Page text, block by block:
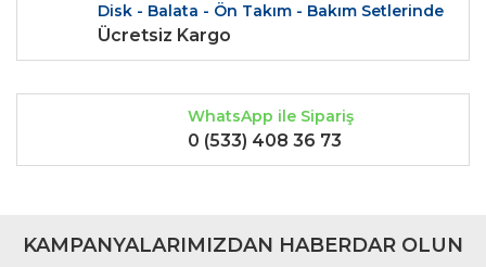
Disk - Balata - Ön Takım - Bakım Setlerinde
Ücretsiz Kargo
WhatsApp ile Sipariş
0 (533) 408 36 73
KAMPANYALARIMIZDAN HABERDAR OLUN